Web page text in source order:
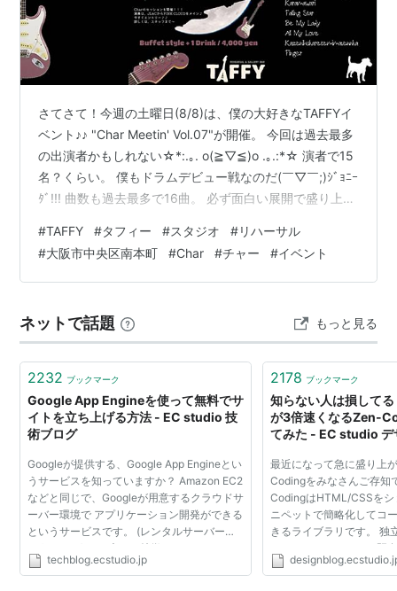
さてさて！今週の土曜日(8/8)は、僕の大好きなTAFFYイ
ベント♪♪ "Char Meetin' Vol.07"が開催。 今回は過去最多
の出演者かもしれない☆*:.｡. o(≧▽≦)o .｡.:*☆ 演者で15
名？くらい。 僕もドラムデビュー戦なのだ(￣▽￣;)ｼﾞｮﾆｰ
ﾀﾞ!!! 曲数も過去最多で16曲。 必ず面白い展開で盛り上が
スの受付は募集中ですよ〜♪♪ 〒541-0054 大阪市中央区
南本町2-3-12 EDGE本町 B1 Rehearsal&GalleryBar -
TAFFY https://www.taffy-studio.c…
#TAFFY #タフィー #スタジオ #リハーサル
#大阪市中央区南本町 #Char #チャー #イベント
ネットで話題 もっと見る
2232 ブックマーク
Google App Engineを使って無料でサ
イトを立ち上げる方法 - EC studio 技
術ブログ
Googleが提供する、Google App Engineとい
うサービスを知っていますか？ Amazon EC2
などと同じで、Googleが用意するクラウドサ
ーバー環境で アプリケーション開発ができる
というサービスです。 (レンタルサーバーの
ようなもの) その大きな特徴は、なんといっ
ても月間500万PV相当まで"無料"ということ
techblog.ecstudio.jp
2178 ブックマーク
知らない人は損して
が3倍速くなるZen-
てみた - EC studio デ
最近になって急に盛り上
Codingをみなさんご存知
CodingはHTML/CSSをシ
ニペットで簡略化してコ
きるライブラリです。 独
ィタソフトではなく、既
ィタにプラグイン的に導